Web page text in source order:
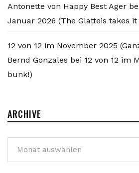
Antonette von Happy Best Ager
Januar 2026 (The Glatteis takes
12 von 12 im November 2025
Bernd Gonzales bei 12 von 12 im
bunk!)
ARCHIVE